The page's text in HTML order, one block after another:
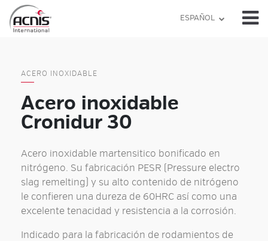
Skip
content
ESPAÑOL
ACERO INOXIDABLE
Acero inoxidable
Cronidur 30
Acero inoxidable martensitico bonificado en
nitrógeno. Su fabricación PESR (Pressure electro
slag remelting) y su alto contenido de nitrógeno
le confieren una dureza de 60HRC así como una
excelente tenacidad y resistencia a la corrosión.
Indicado para la fabricación de rodamientos de